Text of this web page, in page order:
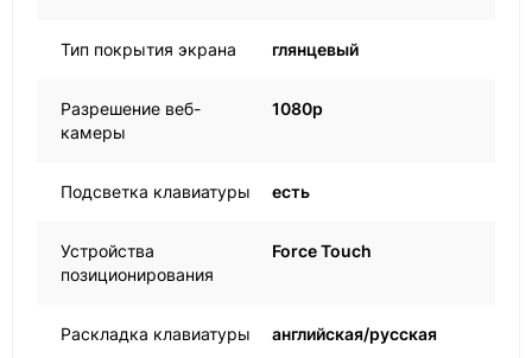
Тип покрытия экрана глянцевый
Разрешение веб-
камеры
1080p
Подсветка клавиатуры есть
Устройства
позиционирования
Force Touch
Раскладка клавиатуры английская/русская